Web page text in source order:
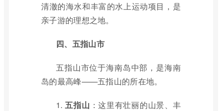
清澈的海水和丰富的水上运动项目，是
亲子游的理想之地。
四、五指山市
五指山市位于海南岛中部，是海南
岛的最高峰——五指山的所在地。
1.五指山 ：这里有壮丽的山景、丰